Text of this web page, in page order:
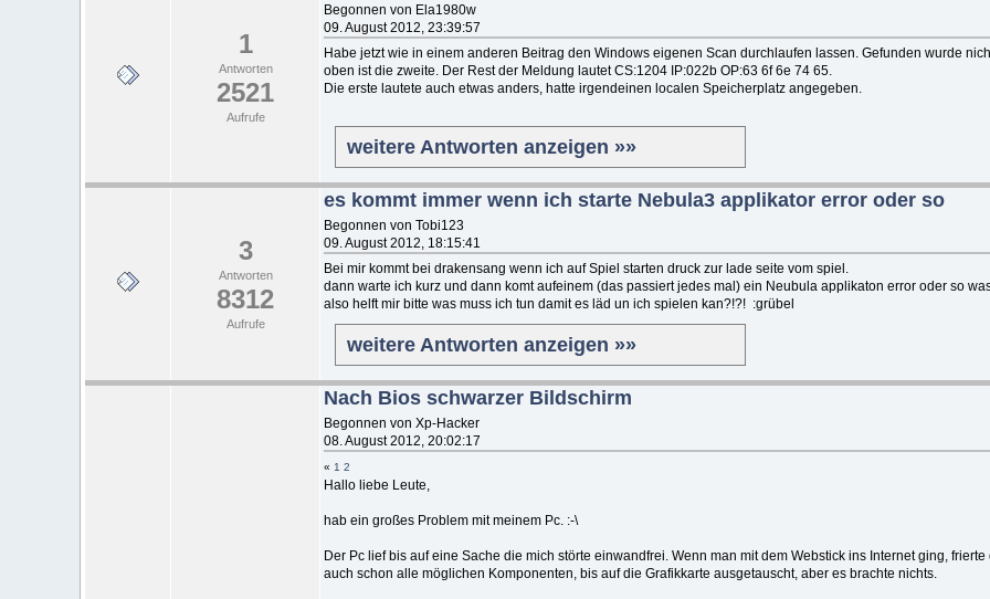
1
Antworten
2521
Aufrufe
Begonnen von Ela1980w
09. August 2012, 23:39:57
Habe jetzt wie in einem anderen Beitrag den Windows eigenen Scan durchlaufen lassen. Gefunden wurde
oben ist die zweite. Der Rest der Meldung lautet CS:1204 IP:022b OP:63 6f 6e 74 65.
Die erste lautete auch etwas anders, hatte irgendeinen localen Speicherplatz angegeben.
weitere Antworten anzeigen »»
3
Antworten
8312
Aufrufe
es kommt immer wenn ich starte Nebula3 applikator error oder so
Begonnen von Tobi123
09. August 2012, 18:15:41
Bei mir kommt bei drakensang wenn ich auf Spiel starten druck zur lade seite vom spiel.
dann warte ich kurz und dann komt aufeinem (das passiert jedes mal) ein Neubula applikaton error oder so
also helft mir bitte was muss ich tun damit es läd un ich spielen kan?!?! :grübel
weitere Antworten anzeigen »»
Nach Bios schwarzer Bildschirm
Begonnen von Xp-Hacker
08. August 2012, 20:02:17
« 1 2
Hallo liebe Leute,
hab ein großes Problem mit meinem Pc. :-\
Der Pc lief bis auf eine Sache die mich störte einwandfrei. Wenn man mit dem Webstick ins Internet ging,
auch schon alle möglichen Komponenten, bis auf die Grafikkarte ausgetauscht, aber es brachte nichts.